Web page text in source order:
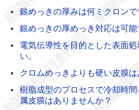
銀めっきの厚みは何ミクロンで
銀めっきの厚めっき対応は可
電気伝導性を目的とした表面
い。
クロムめっきよりも硬い皮膜は
樹脂成型のプロセスで冷却時
属皮膜はありませんか？